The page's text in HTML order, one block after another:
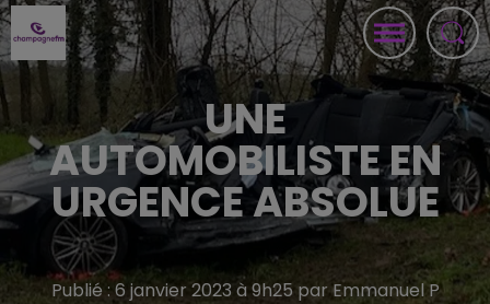
UNE
AUTOMOBILISTE EN
URGENCE ABSOLUE
Publié : 6 janvier 2023 à 9h25 par Emmanuel P